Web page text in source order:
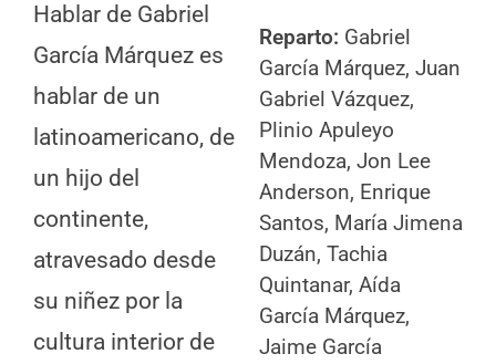
Hablar de Gabriel
García Márquez es
hablar de un
latinoamericano, de
un hijo del
continente,
atravesado desde
su niñez por la
cultura interior de
Reparto: Gabriel
García Márquez, Juan
Gabriel Vázquez,
Plinio Apuleyo
Mendoza, Jon Lee
Anderson, Enrique
Santos, María Jimena
Duzán, Tachia
Quintanar, Aída
García Márquez,
Jaime García